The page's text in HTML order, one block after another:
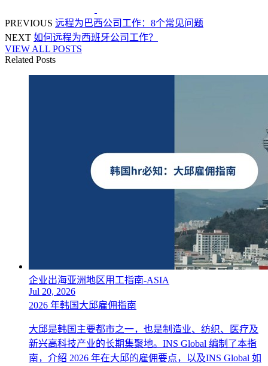
PREVIOUS 远程为巴西公司工作：8个常见问题
NEXT 如何远程为西班牙公司工作？
VIEW ALL POSTS
Related Posts
企业出海亚洲地区用工指南-ASIA
Jul 20, 2026
2026 年韩国大邱雇佣指南
大邱是韩国主要都市之一，也是制造业、纺织、医疗及
新兴高科技产业的长期集聚地。INS Global 编制了本指
南，介绍 2026 年在大邱的雇佣要点，以及INS Global 如